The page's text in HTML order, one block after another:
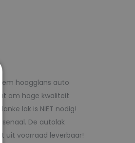
hoogglans auto
om hoge kwaliteit
lak is NIET nodig!
De autolak
uit voorraad leverbaar!